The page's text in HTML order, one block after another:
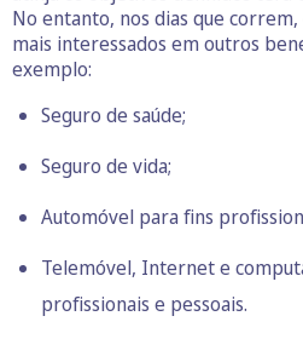
No entanto, nos dias que
mais interessados em outros
exemplo:
Seguro de saúde;
Seguro de vida;
Automóvel para fins
Telemóvel, Internet e
profissionais e pessoais.